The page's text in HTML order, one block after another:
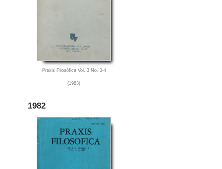
Praxis Filosófica Vol. 3 No. 3-4
(1983)
1982